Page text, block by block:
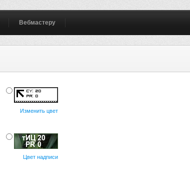
Вебмастеру
Изменить цвет
Цвет надписи